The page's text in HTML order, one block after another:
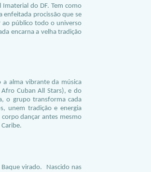
do DF. Tem como
enfeitada procissão que se
ao público todo o universo
encarna a velha tradição
alma vibrante da música
Cuban All Stars), e do
o grupo transforma cada
unem tradição e energia
dançar antes mesmo
virado. Nascido nas